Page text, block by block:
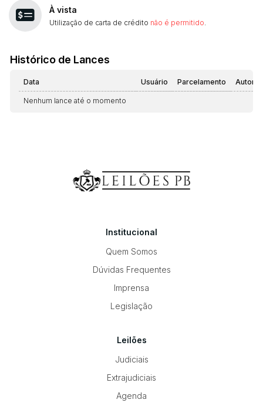
À vista
Utilização de carta de crédito não é permitido
Histórico de Lances
Data Usuário Parcelamento
Nenhum lance até o momento
Institucional
Quem Somos
Dúvidas Frequentes
Imprensa
Legislação
Leilões
Judiciais
Extrajudiciais
Agenda